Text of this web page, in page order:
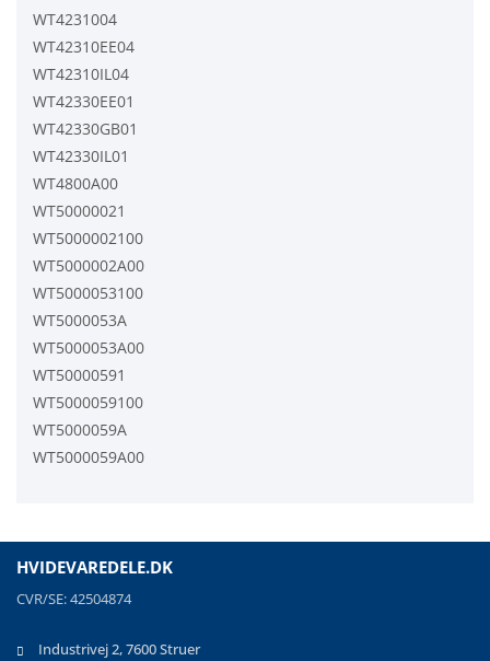
WT4231004
WT42310EE04
WT42310IL04
WT42330EE01
WT42330GB01
WT42330IL01
WT4800A00
WT50000021
WT5000002100
WT5000002A00
WT5000053100
WT5000053A
WT5000053A00
WT50000591
WT5000059100
WT5000059A
WT5000059A00
HVIDEVAREDELE.DK
CVR/SE: 42504874
Industrivej 2, 7600 Struer